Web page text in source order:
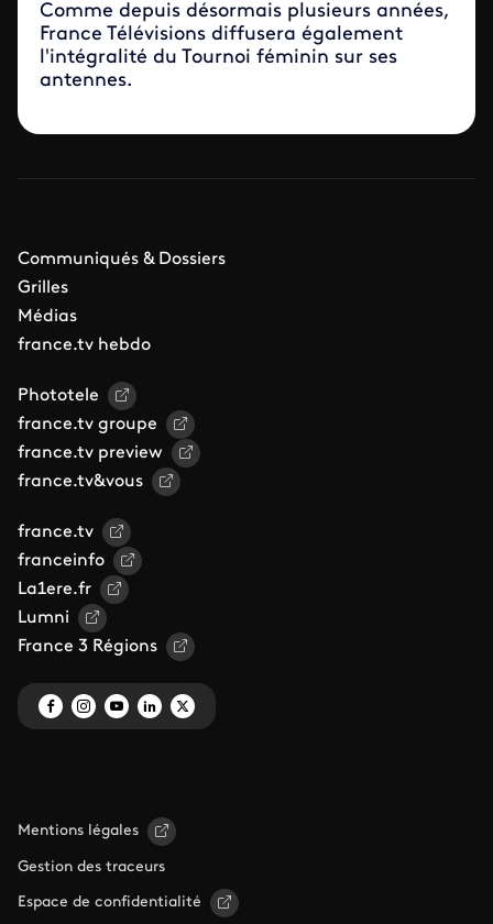
Comme depuis désormais plusieurs années,
France Télévisions diffusera également
l'intégralité du Tournoi féminin sur ses
antennes.
Communiqués & Dossiers
Grilles
Médias
france.tv hebdo
Phototele
france.tv groupe
france.tv preview
france.tv&vous
france.tv
franceinfo
La1ere.fr
Lumni
France 3 Régions
Mentions légales
Gestion des traceurs
Espace de confidentialité